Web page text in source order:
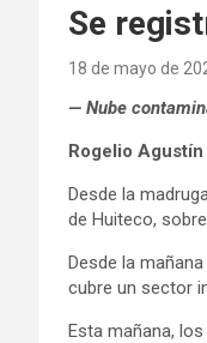
Se
18 de mayo de
— Nube
Rogelio Agustín
Desde la
de Huiteco,
Desde la
cubre un sector
Esta mañana,